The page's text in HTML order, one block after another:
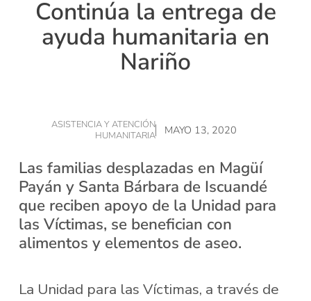
Continúa la entrega de
ayuda humanitaria en
Nariño
ASISTENCIA Y ATENCIÓN
HUMANITARIA
MAYO 13, 2020
Las familias desplazadas en Magüí
Payán y Santa Bárbara de Iscuandé
que reciben apoyo de la Unidad para
las Víctimas, se benefician con
alimentos y elementos de aseo.
La Unidad para las Víctimas, a través de